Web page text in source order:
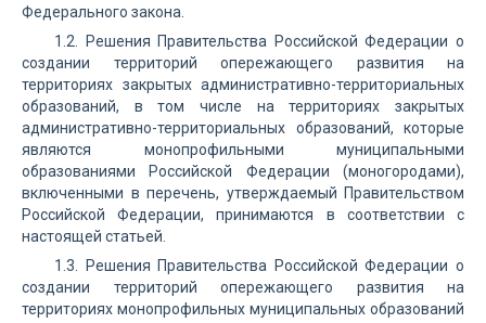
Федерального закона.
1.2. Решения Правительства Российской Федерации о
создании территорий опережающего развития на
территориях закрытых административно-территориальных
образований, в том числе на территориях закрытых
административно-территориальных образований, которые
являются монопрофильными муниципальными
образованиями Российской Федерации (моногородами),
включенными в перечень, утверждаемый Правительством
Российской Федерации, принимаются в соответствии с
настоящей статьей.
1.3. Решения Правительства Российской Федерации о
создании территорий опережающего развития на
территориях монопрофильных муниципальных образований